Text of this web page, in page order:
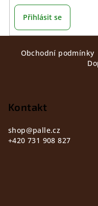
Přihlásit se
Obchodní podmínky
Kontakt
shop@palle.cz
+420 731 908 827